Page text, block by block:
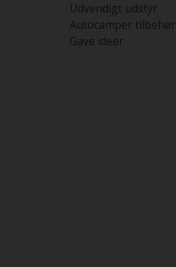
Udvendigt udstyr
Autocamper tilbehør
Gave ideer